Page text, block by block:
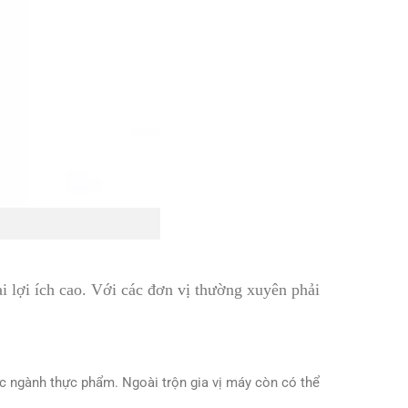
lợi ích cao. Với các đơn vị thường xuyên phải
ngành thực phẩm. Ngoài trộn gia vị máy còn có thể